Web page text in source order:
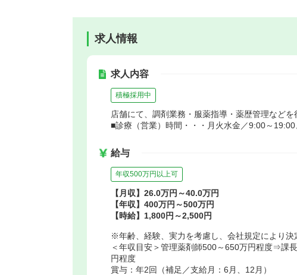
求人情報
求人内容
積極採用中
店舗にて、調剤業務・服薬指導・薬歴管理などを
■診療（営業）時間・・・月火水金／9:00～
給与
年収500万円以上可
【月収】26.0万円～40.0万円
【年収】400万円～500万円
【時給】1,800円～2,500円
※年齢、経験、実力を考慮し、会社規定により決
＜年収目安＞管理薬剤師500～650万円程度⇒課
円程度
賞与：年2回（補足／支給月：6月、12月）